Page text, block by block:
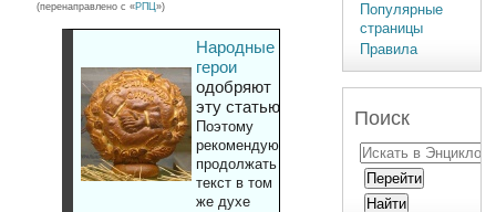
(перенаправлено с «РПЦ»)
Народные
герои
одобряют
эту статью
Поэтому
рекомендуют
продолжать
текст в том
же духе
Популярные
страницы
Правила
Поиск